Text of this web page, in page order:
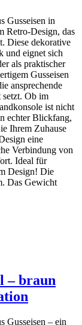
Gusseisen in
Retro-Design, das
Diese dekorative
und eignet sich
als praktischer
Gusseisen
ansprechende
setzt. Ob im
ist nicht
echter Blickfang,
Ihrem Zuhause
eine
Verbindung von
Ideal für
Design! Die
Das Gewicht
– braun
Gusseisen – ein